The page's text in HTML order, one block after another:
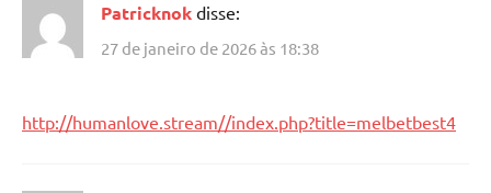
Patricknok disse:
27 de janeiro de 2026 às 18:38
http://humanlove.stream//index.php?title=melbetbest4